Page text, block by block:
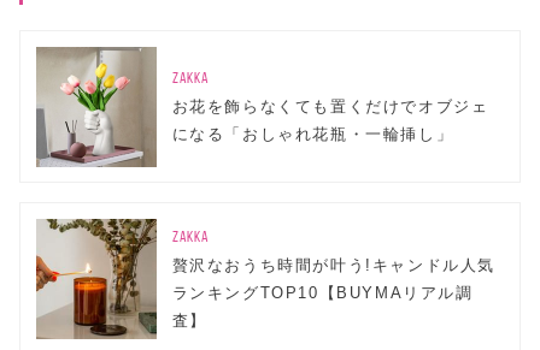
ZAKKA
お花を飾らなくても置くだけでオブジェ
になる「おしゃれ花瓶・一輪挿し」
ZAKKA
贅沢なおうち時間が叶う!キャンドル人気
ランキングTOP10【BUYMAリアル調
査】